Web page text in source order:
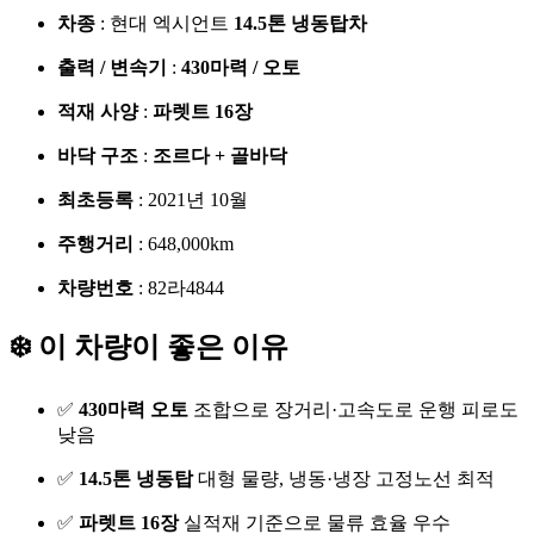
차종 : 현대 엑시언트 14.5톤 냉동탑차
출력 / 변속기 : 430마력 / 오토
적재 사양: 파렛트 16장
바닥 구조 : 조르다 + 골바닥
최초등록 : 2021년 10월
주행거리 : 648,000km
차량번호 : 82라4844
❄️ 이 차량이 좋은 이유
✅ 430마력 오토 조합으로 장거리·고속도로 운행 피로도
낮음
✅ 14.5톤 냉동탑대형 물량, 냉동·냉장 고정노선 최적
✅ 파렛트 16장실적재 기준으로 물류 효율 우수